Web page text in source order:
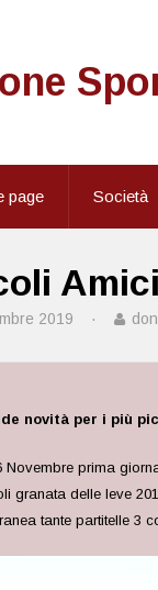
page Società
2019 ·
novità per i più
Novembre prima
granata delle leve
tante partitelle 3